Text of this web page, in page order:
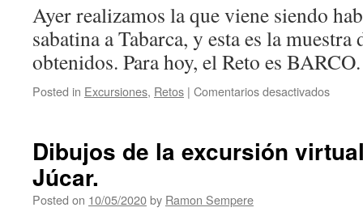
Ayer realizamos la que viene siendo
sabatina a Tabarca, y esta es la
obtenidos. Para hoy, el Reto es BARCO.
Posted in Excursiones, Retos | Comentarios desactivados
Dibujos de la excursión
Júcar.
Posted on 10/05/2020by Ramon Sempere